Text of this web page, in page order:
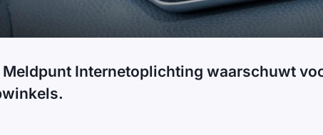
Internetoplichting waarschuwt